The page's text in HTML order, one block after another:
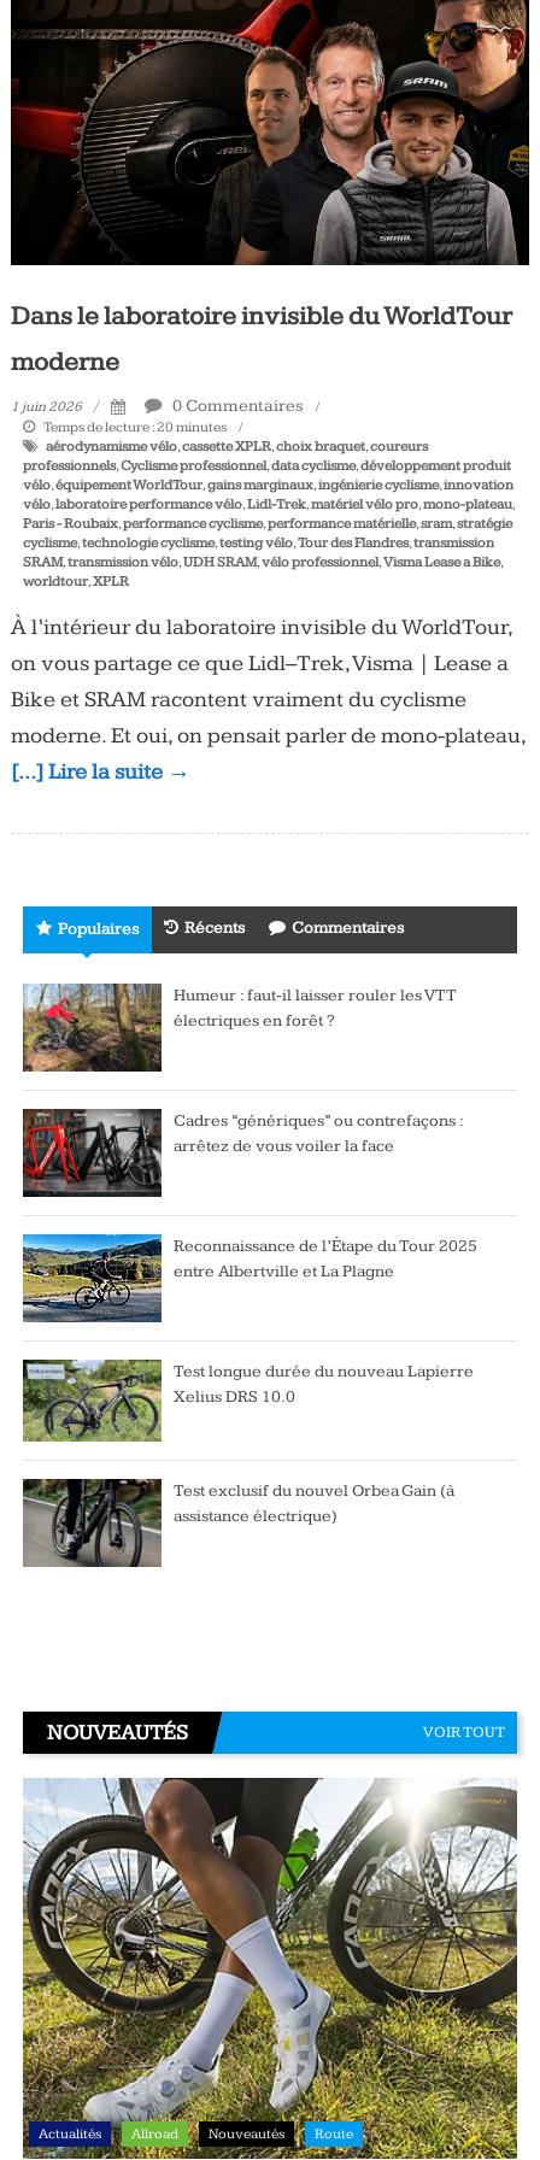
jours,
votre
actualité
triathlon
Dans le laboratoire invisible du WorldTour
moderne
1 juin 2026 0 Commentaires
Temps de lecture :20 minutes
aérodynamisme vélo,cassette XPLR,choix braquet,coureurs
professionnels,Cyclisme professionnel,data cyclisme,développement produit
vélo,équipement WorldTour,gains marginaux,ingénierie cyclisme,innovation
vélo,laboratoire performance vélo,Lidl-Trek,matériel vélo pro,mono-plateau,
Paris - Roubaix,performance cyclisme,performance matérielle,sram,stratégie
cyclisme,technologie cyclisme,testing vélo,Tour des Flandres,transmission
SRAM,transmission vélo,UDH SRAM,vélo professionnel,Visma Lease a Bike,
worldtour,XPLR
À l’intérieur du laboratoire invisible du WorldTour,
on vous partage ce que Lidl–Trek, Visma | Lease a
Bike et SRAM racontent vraiment du cyclisme
moderne. Et oui, on pensait parler de mono-plateau,
[…] Lire la suite →
Populaires Récents Commentaires
Humeur : faut-il laisser rouler les VTT
électriques en forêt ?
Cadres “génériques” ou contrefaçons :
arrêtez de vous voiler la face
Reconnaissance de l’Étape du Tour 2025
entre Albertville et La Plagne
Test longue durée du nouveau Lapierre
Xelius DRS 10.0
Test exclusif du nouvel Orbea Gain (à
assistance électrique)
NOUVEAUTÉS VOIR TOUT
Actualités Allroad Nouveautés Route